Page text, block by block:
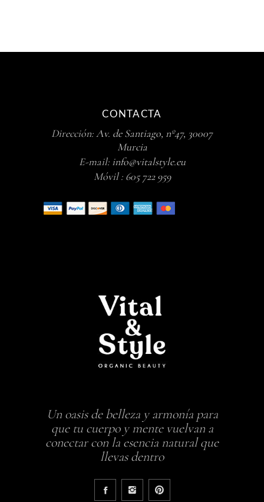
CONTACTA
Dirección:Av. de Santiago, nº47, 30007
Murcia
E-mail: info@vitalstyle.eu
Móvil : 605 722 959
Un oasis de belleza y armonía para
que tu cuerpo y mente vuelvan a
conectar con la esencia natural que
llevas dentro